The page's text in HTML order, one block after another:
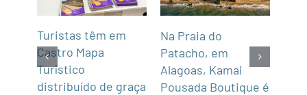
Turistas têm em
Castro Mapa
Turístico
distribuído de graça
Na Praia do
Patacho, em
Alagoas, Kamai
Pousada Boutique é